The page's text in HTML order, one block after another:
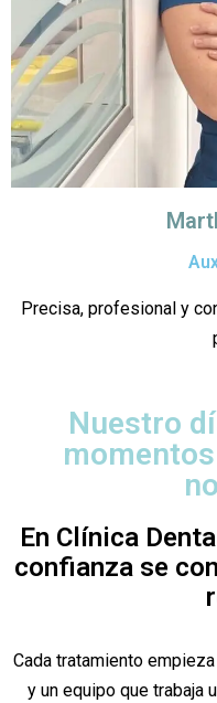
Precisa, profesional y
Nuestro
En Clínica
confianza se
Cada tratamiento
y un equipo que trabaja